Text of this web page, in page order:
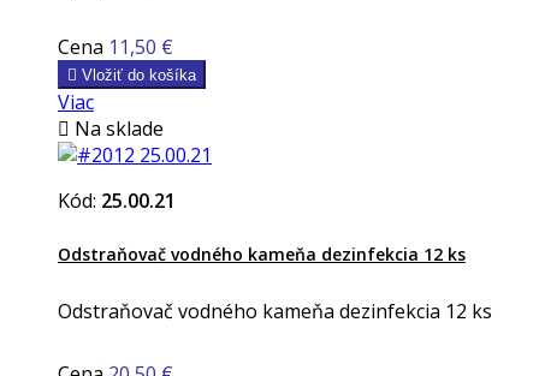
Cena 11,50 €
 Vložiť do košíka
Viac
 Na sklade
Kód: 25.00.21
Odstraňovač vodného kameňa dezinfekcia 12 ks
Odstraňovač vodného kameňa dezinfekcia 12 ks